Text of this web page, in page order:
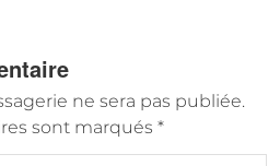
ne sera pas publiée.
sont marqués *